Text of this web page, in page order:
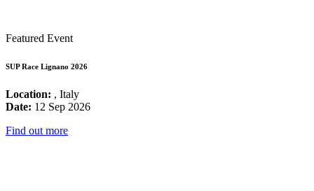
Featured Event
SUP Race Lignano 2026
Location: , Italy
Date: 12 Sep 2026
Find out more